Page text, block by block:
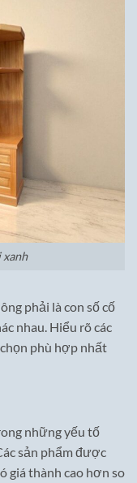
xanh
phải là con số cố
nhau. Hiểu rõ các
phù hợp nhất
những yếu tố
sản phẩm được
giá thành cao hơn so